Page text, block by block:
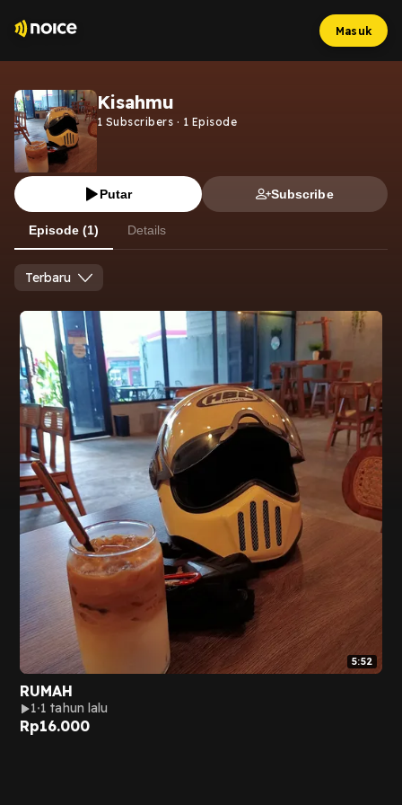
Masuk
Kisahmu
1 Subscribers · 1 Episode
Putar Subscribe
Episode (1) Details
Terbaru
5:52
RUMAH
1 1 tahun lalu
Rp16.000